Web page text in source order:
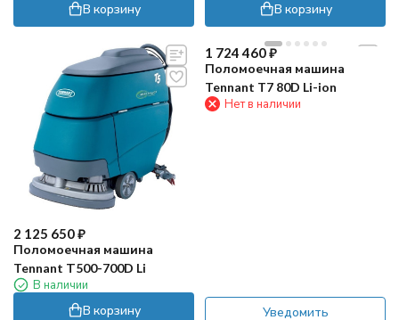
В корзину В корзину
2 125 650₽
Поломоечная машина
Tennant Т500-700D Li
В наличии
В корзину
1 724 460₽
Поломоечная машина
Tennant T7 80D Li-ion
Нет в наличии
Уведомить